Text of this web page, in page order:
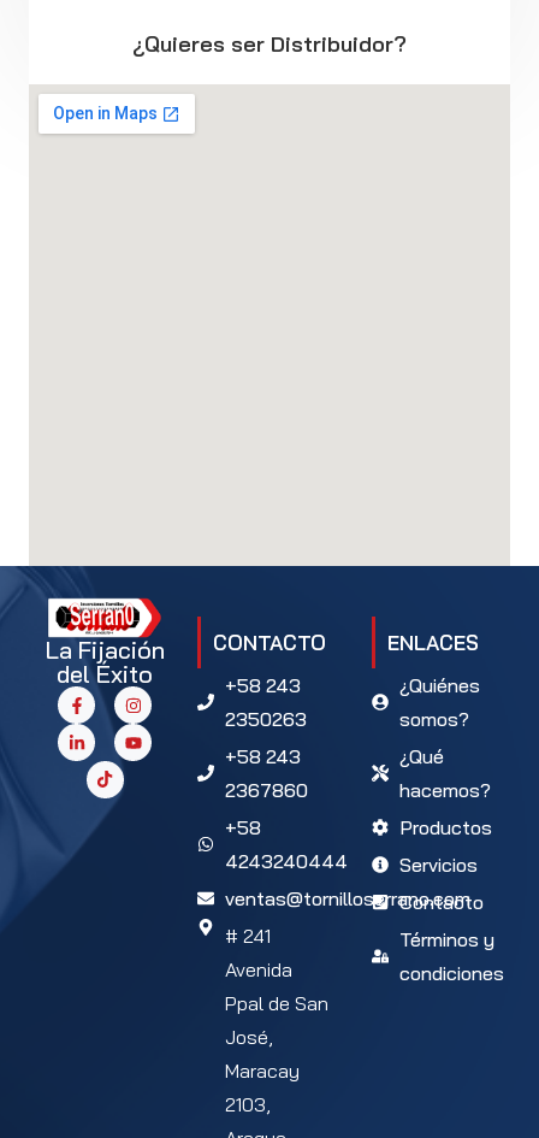
¿Quieres ser Distribuidor?
La Fijación
del Éxito
CONTACTO
+58 243
2350263
+58 243
2367860
+58
4243240444
ventas@tornilloserrano.com
# 241
Avenida
Ppal de San
José,
Maracay
2103,
ENLACES
¿Quiénes
somos?
¿Qué
hacemos?
Productos
Servicios
Contacto
Términos y
condiciones